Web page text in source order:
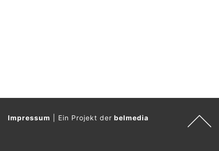
w
h
Impressum Ein Projekt derbelmedia